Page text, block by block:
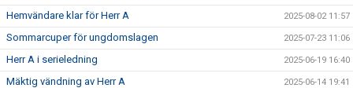
Hemvändare klar för Herr A 2025-08-02 11:57
Sommarcuper för ungdomslagen 2025-07-23 11:06
Herr A i serieledning 2025-06-19 16:40
Mäktig vändning av Herr A 2025-06-14 19:41